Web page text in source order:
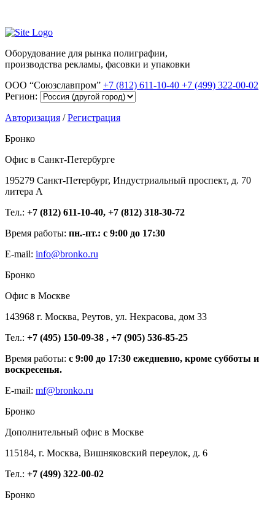
Оборудование для рынка полиграфии,
производства рекламы, фасовки и упаковки
ООО “Союзславпром” +7 (812) 611-10-40 +7 (499) 322-00-02
Регион:
Авторизация /Регистрация
Бронко
Офис в Санкт-Петербурге
195279 Санкт-Петербург, Индустриальный проспект, д. 70
литера А
Тел.: +7 (812) 611-10-40, +7 (812) 318-30-72
Время работы: пн.-пт.: с 9:00 до 17:30
E-mail: info@bronko.ru
Бронко
Офис в Москве
143968 г. Москва, Реутов, ул. Некрасова, дом 33
Тел.: +7 (495) 150-09-38 , +7 (905) 536-85-25
Время работы: с 9:00 до 17:30 ежедневно, кроме субботы и
воскресенья.
E-mail: mf@bronko.ru
Бронко
Дополнительный офис в Москве
115184, г. Москва, Вишняковский переулок, д. 6
Тел.: +7 (499) 322-00-02
Бронко